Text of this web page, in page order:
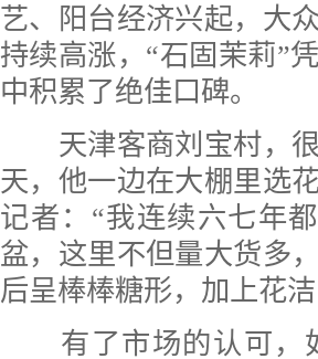
艺、阳台经济兴起，大
持续高涨，“石固茉莉”
中积累了绝佳口碑。
天津客商刘宝村，很
天，他一边在大棚里选
记者：“我连续六七年
盆，这里不但量大货多
后呈棒棒糖形，加上花
有了市场的认可，